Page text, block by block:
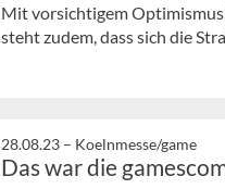
Mit vorsichtigem Optimismus
steht zudem, dass sich die
28.08.23 – Koelnmesse/game
Das war die